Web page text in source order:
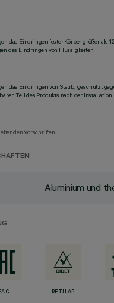
das Eindringen fester Körper größer als
das Eindringen von Flüssigkeiten.
das Eindringen von Staub, geschützt
Teil des Produkts nach der Installation
Vorschriften.
Aluminium und
RETILAP